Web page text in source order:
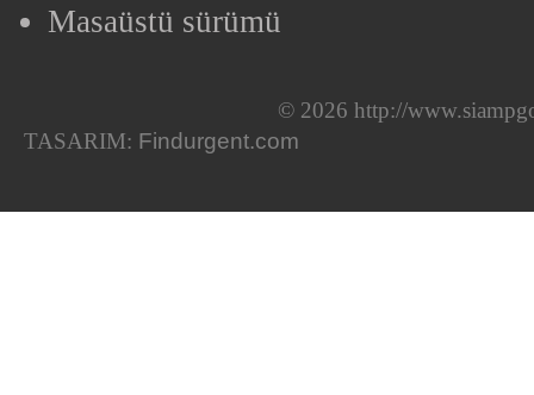
Masaüstü sürümü
© 2026 http://
TASARIM: Findurgent.com